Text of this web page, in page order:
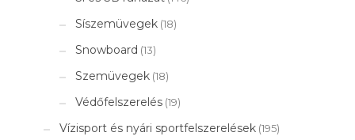
Síszemüvegek (18)
Snowboard (13)
Szemüvegek (18)
Védőfelszerelés (19)
Vízisport és nyári sportfelszerelések (195)